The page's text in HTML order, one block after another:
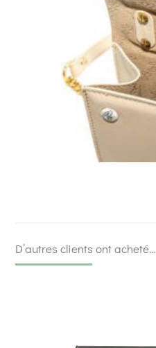
D’autres clients ont acheté…